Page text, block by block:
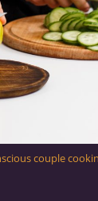
couple